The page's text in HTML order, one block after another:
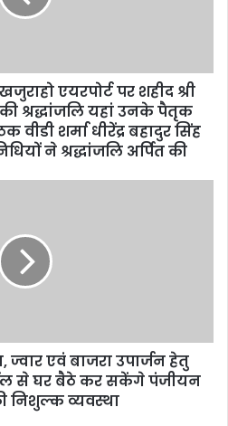
एयरपोर्ट पर शहीद श्री
की श्रद्धांजलि यहां उनके पैतृक
शर्मा धीरेंद्र बहादुर सिंह
ने श्रद्धांजलि अर्पित की
एवं बाजरा उपार्जन हेतु
से घर बैठे कर सकेंगे पंजीयन
निशुल्क व्यवस्था